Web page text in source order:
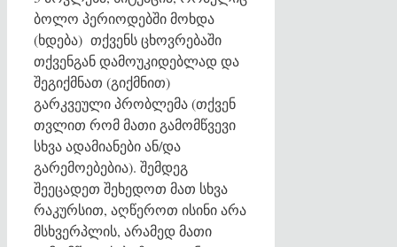
ბოლო პერიოდებში მოხდა
(ხდება) თქვენს ცხოვრებაში
თქვენგან დამოუკიდებლად და
შეგიქმნათ (გიქმნით)
გარკვეული პრობლემა (თქვენ
თვლით რომ მათი გამომწვევი
სხვა ადამიანები ან/და
გარემოებებია). შემდეგ
შეეცადეთ შეხედოთ მათ სხვა
რაკურსით, აღწეროთ ისინი არა
მსხვერპლის, არამედ მათი